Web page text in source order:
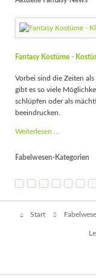
Fantasy Kostüme -
Vorbei sind die Zeiten
gibt es so viele
schlüpfen oder als
beeindrucken.
Weiterlesen …
-
Fabelwesen-Kategorien
Start